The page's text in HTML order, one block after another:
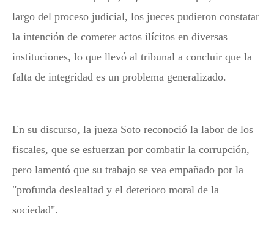
largo del proceso judicial, los jueces pudieron constatar
la intención de cometer actos ilícitos en diversas
instituciones, lo que llevó al tribunal a concluir que la
falta de integridad es un problema generalizado.
En su discurso, la jueza Soto reconoció la labor de los
fiscales, que se esfuerzan por combatir la corrupción,
pero lamentó que su trabajo se vea empañado por la
"profunda deslealtad y el deterioro moral de la
sociedad".